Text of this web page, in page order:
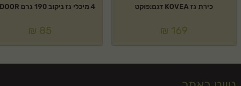
כירת גז KOVEA דגם:פוקט
₪ 169
4 מיכלי גז ניקוב 190 גרם OUTDOOR
₪ 85